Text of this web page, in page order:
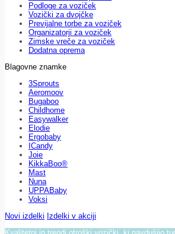
Podloge za voziček
Vozički za dvojčke
Previjalne torbe za voziček
Organizatorji za voziček
Zimske vreče za voziček
Dodatna oprema
Blagovne znamke
3Sprouts
Aeromoov
Bugaboo
Childhome
Easywalker
Elodie
Ergobaby
ICandy
Joie
KikkaBoo®
Mast
Nuna
UPPABaby
Voksi
Novi izdelki Izdelki v akciji